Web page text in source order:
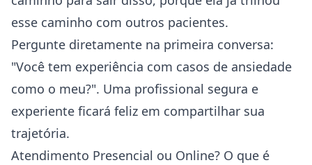
esse caminho com outros pacientes.
Pergunte diretamente na primeira conversa:
"Você tem experiência com casos de ansiedade
como o meu?". Uma profissional segura e
experiente ficará feliz em compartilhar sua
trajetória.
Atendimento Presencial ou Online? O que é